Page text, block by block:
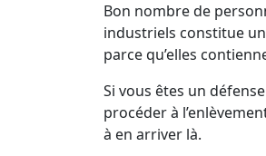
Bon nombre de
industriels constitue
parce qu’elles
Si vous êtes un
procéder à
à en arriver là.